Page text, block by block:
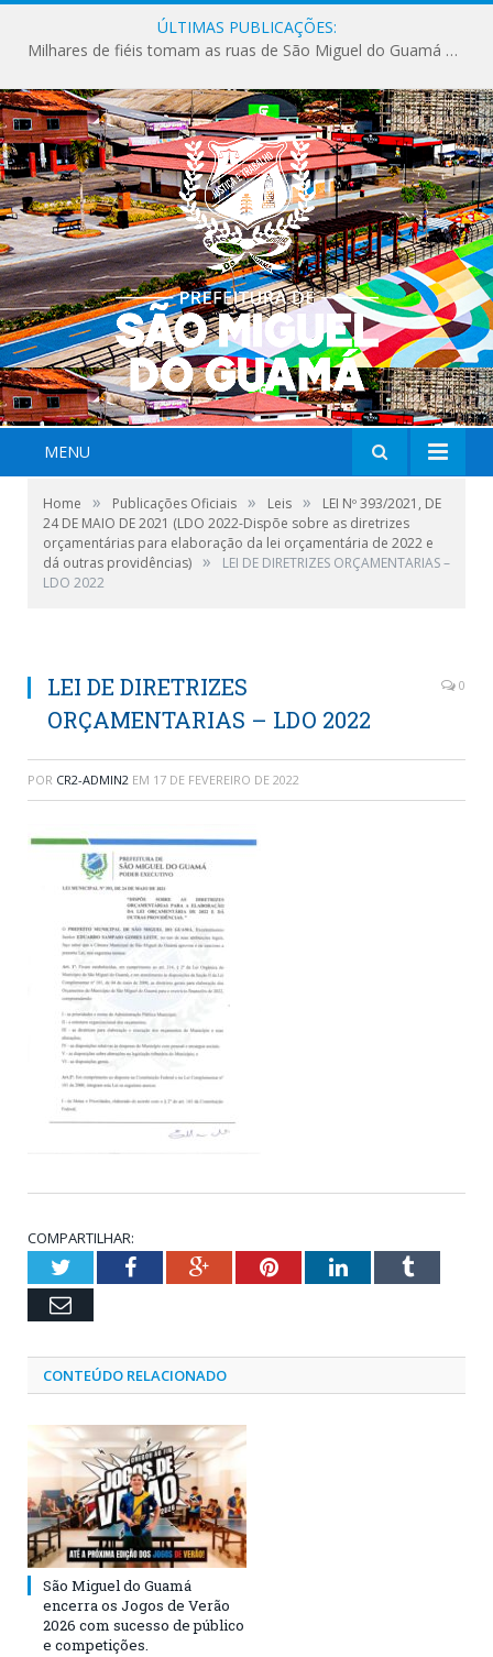
ÚLTIMAS PUBLICAÇÕES:
Milhares de fiéis tomam as ruas de São Miguel do Guamá em uma grande celebração de fé na Marcha para Jesus 2026.
MENU
Home » Publicações Oficiais » Leis »
LEI Nº 393/2021, DE
24 DE MAIO DE 2021 (LDO 2022-Dispõe sobre as diretrizes
orçamentárias para elaboração da lei orçamentária de 2022 e
dá outras providências) »
LEI DE DIRETRIZES ORÇAMENTARIAS –
LDO 2022
LEI DE DIRETRIZES
ORÇAMENTARIAS – LDO 2022
0
POR CR2-ADMIN2 EM 17 DE FEVEREIRO DE 2022
COMPARTILHAR:
TwitterFacebookGoogle+PinterestLinkedInTumblr
Email
CONTEÚDO RELACIONADO
São Miguel do Guamá
encerra os Jogos de Verão
2026 com sucesso de público
e competições.